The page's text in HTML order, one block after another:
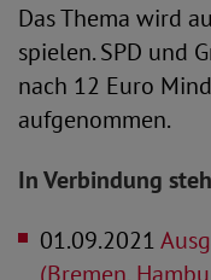
Das Thema wird
spielen. SPD und
nach 12 Euro
aufgenommen.
In Verbindung
01.09.2021